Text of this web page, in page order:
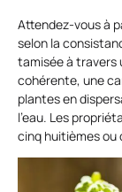
Attendez-vous à
selon la
tamisée à travers
cohérente, une
plantes en
l’eau. Les
cinq huitièmes ou